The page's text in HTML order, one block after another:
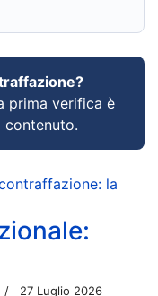
prima verifica è
la
27 Luglio 2026